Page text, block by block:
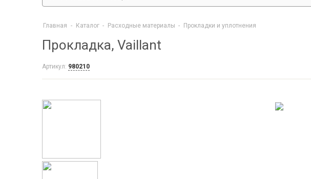
Главная - Каталог - Расходные материалы - Прокладки и уплотнения
Прокладка, Vaillant
Артикул: 980210